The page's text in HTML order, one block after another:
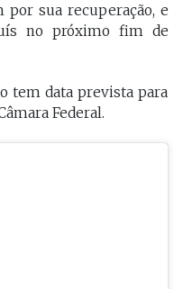
por sua recuperação, e
no próximo fim de
tem data prevista para
Federal.